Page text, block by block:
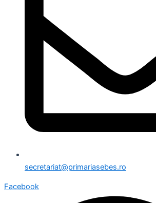
secretariat@primariasebes.ro
Facebook